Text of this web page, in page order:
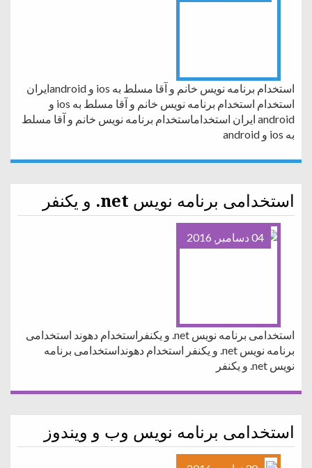
استخدام برنامه نویس خانم و آقا مسلط به ios و androidایران
استخدام استخدام برنامه نویس خانم و آقا مسلط به ios و
android ایران استخداماستخدام برنامه نویس خانم و آقا مسلط
به ios و android
استخدامی برنامه نویس net. و یکنفر
04 دسامبر, 2016
استخدامی برنامه نویس net. و یکنفراستخدام دهوند استخدامی
برنامه نویس net. و یکنفر استخدام دهونداستخدامی برنامه
نویس net. و یکنفر
استخدامی برنامه نویس وب و ویندوز